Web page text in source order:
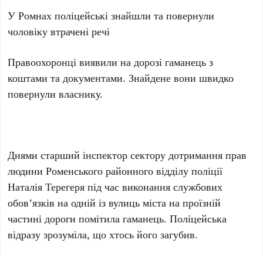
У Ромнах поліцейські знайшли та повернули
чоловіку втрачені речі
Правоохоронці виявили на дорозі гаманець з
коштами та документами. Знайдене вони швидко
повернули власнику.
Днями старший інспектор сектору дотримання прав
людини Роменського районного відділу поліції
Наталія Терегеря під час виконання службових
обов’язків на одній із вулиць міста на проїзній
частині дороги помітила гаманець. Поліцейська
відразу зрозуміла, що хтось його загубив.